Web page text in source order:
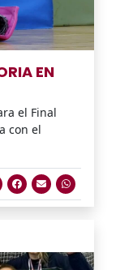
EN
el Final
con el